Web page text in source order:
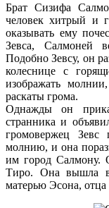
Брат Сизифа
человек хитрый и
оказывать ему
Зевса, Салмоней
Подобно Зевсу, он
колеснице с
изображать
раскаты грома.
Однажды он
странника и
громовержец
молнию, и она
им город Салмону.
Тиро. Она вышла
матерью Эсона, отца